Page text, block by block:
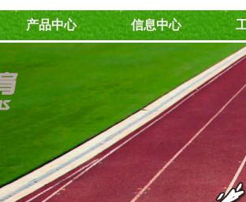
产品中心 信息中心